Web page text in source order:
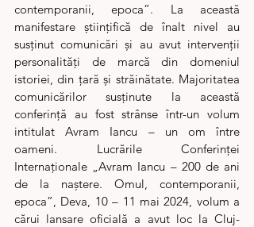
contemporanii, epoca”. La această
manifestare științifică de înalt nivel au
susținut comunicări și au avut intervenții
personalități de marcă din domeniul
istoriei, din țară și străinătate. Majoritatea
comunicărilor susținute la această
conferință au fost strânse într-un volum
intitulat Avram Iancu – un om între
oameni. Lucrările Conferinței
Internaționale „Avram Iancu – 200 de ani
de la naștere. Omul, contemporanii,
epoca”, Deva, 10 – 11 mai 2024, volum a
cărui lansare oficială a avut loc la Cluj-